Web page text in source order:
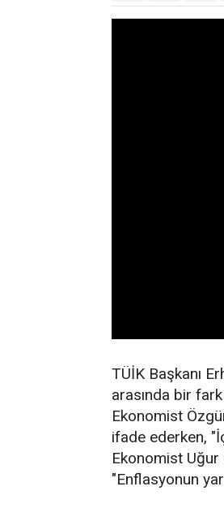
TÜİK Başkanı
arasında bir
Ekonomist
ifade ederken,
Ekonomist
"Enflasyonun